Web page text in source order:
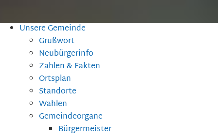
Unsere Gemeinde
Grußwort
Neubürgerinfo
Zahlen & Fakten
Ortsplan
Standorte
Wahlen
Gemeindeorgane
Bürgermeister